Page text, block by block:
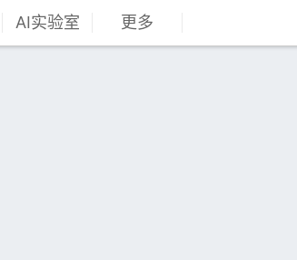
AI实验室 更多